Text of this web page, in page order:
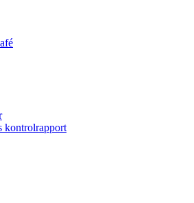
kontrolrapport